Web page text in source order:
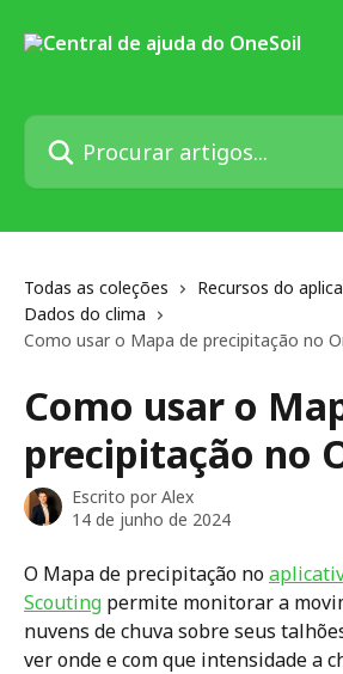
Procurar artigos...
Todas as coleções
Recursos do
Dados do clima
Como usar o Mapa de precipitação no
Como usar o
precipitação no
Escrito por Alex
14 de junho de 2024
O Mapa de precipitação no
Scouting permite monitorar a
nuvens de chuva sobre seus
ver onde e com que intensidade a